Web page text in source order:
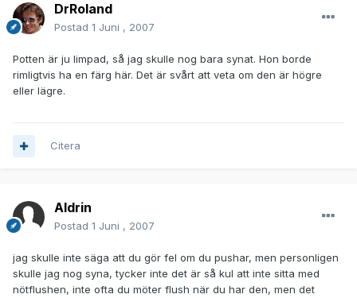
DrRoland
Postad 1 Juni , 2007
Potten är ju limpad, så jag skulle nog bara synat. Hon borde
rimligtvis ha en färg här. Det är svårt att veta om den är högre
eller lägre.
Citera
Aldrin
Postad 1 Juni , 2007
jag skulle inte säga att du gör fel om du pushar, men personligen
skulle jag nog syna, tycker inte det är så kul att inte sitta med
nötflushen, inte ofta du möter flush när du har den, men det